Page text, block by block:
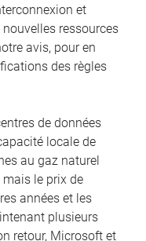
et
ressources
avis, pour en
des règles
de données
locale de
au gaz naturel
le prix de
années et les
plusieurs
retour, Microsoft et